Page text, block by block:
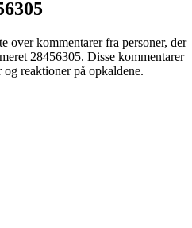
over kommentarer fra personer, der
28456305. Disse kommentarer
reaktioner på opkaldene.